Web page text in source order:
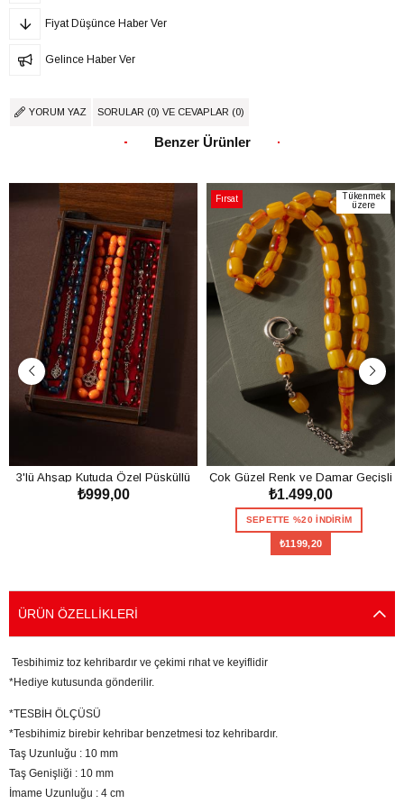
Fiyat Düşünce Haber Ver
Gelince Haber Ver
YORUM YAZ SORULAR (0) VE CEVAPLAR (0)
Benzer Ürünler
3'lü Ahşap Kutuda Özel Püsküllü
Toz Kehribar Tesbih Seti
₺999,00
Fırsat
Ürünü
Tükenmek
üzere
Çok Güzel Renk ve Damar Geçişli
Toz Kehribar Tesbih
₺1.499,00
SEPETTE %20 İNDİRİM
₺1199,20
ÜRÜN ÖZELLIKLERI
Tesbihimiz toz kehribardır ve çekimi rıhat ve keyiflidir
*Hediye kutusunda gönderilir.
*TESBİH ÖLÇÜSÜ
*Tesbihimiz birebir kehribar benzetmesi toz kehribardır.
Taş Uzunluğu : 10 mm
Taş Genişliği : 10 mm
İmame Uzunluğu : 4 cm